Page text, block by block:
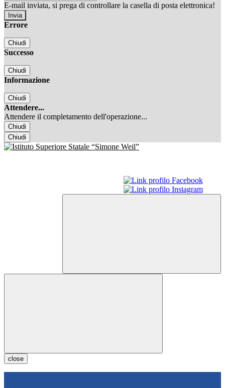
E-mail inviata, si prega di controllare la casella di posta elettronica!
Errore
Chiudi
Successo
Chiudi
Informazione
Chiudi
Attendere...
Attendere il completamento dell'operazione...
Chiudi
Chiudi
close